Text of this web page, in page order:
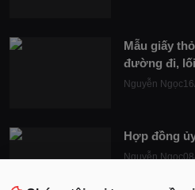
Mẫu giấy
đường đi,
Nguyễn Ngọc
Hợp đồng
Nguyễn Ngọc